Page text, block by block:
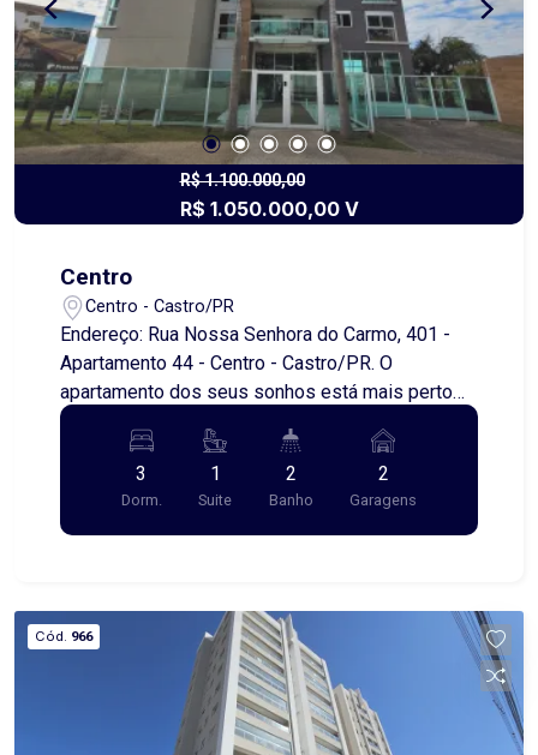
garantindo mais conforto e privacidade desde o
primeiro dia. Um apartamento completo, pronto
para morar, que une design contemporâneo,
tecnologia e conforto em um só lugar. Agende
uma visita e venha se encantar!
R$ 1.100.000,00
R$ 1.050.000,00 V
Centro
Centro - Castro/PR
Endereço: Rua Nossa Senhora do Carmo, 401 -
Apartamento 44 - Centro - Castro/PR. O
apartamento dos seus sonhos está mais perto
do que você imagina! Com acabamento de alto
padrão e parcialmente mobiliado, este belo
apartamento oferece conforto, elegância e
funcionalidade em cada detalhe. Todos os
ambientes contam com marcenaria planejada de
dispõe de sala de estar e jantar integradas,
cozinha funcional, área de serviço e uma
agradável sacada com churrasqueira, ideal para
momentos especiais com a família e amigos.
São 3 quartos com ar-condicionado, sendo 1
3
Dorm.
1
Suite
2
Banho
2
Garagens
Cód. 966